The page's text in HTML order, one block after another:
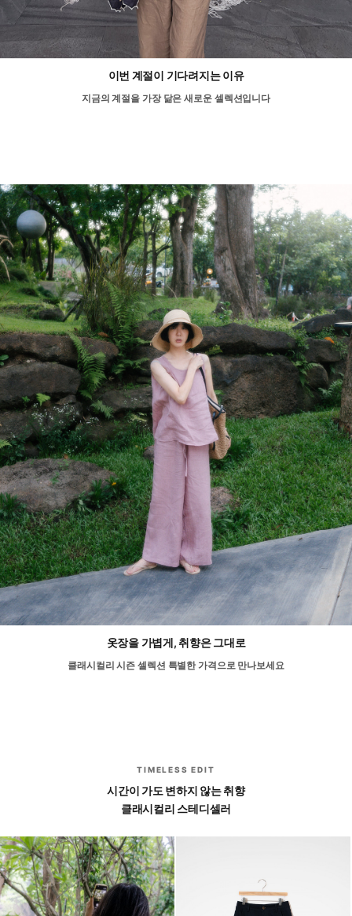
이번 계절이 기다려지는 이유
지금의 계절을 가장 닮은 새로운 셀렉션입니다
옷장을 가볍게, 취향은 그대로
클래시컬리 시즌 셀렉션 특별한 가격으로 만나보세요
TIMELESS EDIT
시간이 가도 변하지 않는 취향
클래시컬리 스테디셀러